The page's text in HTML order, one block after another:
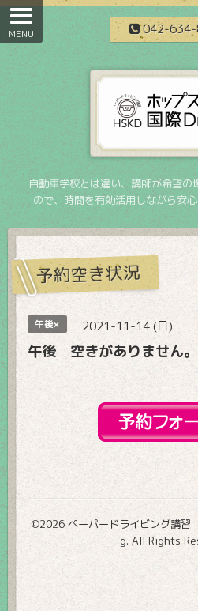
042-
自動車学校とは違い、講師が希望
ので、時間を有効活用しながら安
予約空き状況
午後× 2021-11-14 (日)
午後 空きがありません。
©2026 ペーパードライビング講
g. All Rights